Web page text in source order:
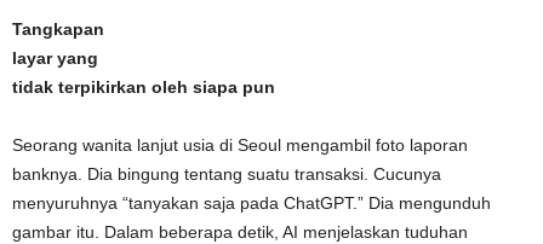
Tangkapan
layar yang
tidak terpikirkan oleh siapa pun
Seorang wanita lanjut usia di Seoul mengambil foto laporan
banknya. Dia bingung tentang suatu transaksi. Cucunya
menyuruhnya “tanyakan saja pada ChatGPT.” Dia mengunduh
gambar itu. Dalam beberapa detik, AI menjelaskan tuduhan